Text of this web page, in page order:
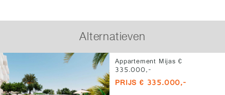
Alternatieven
Appartement Mijas €
335.000,-
PRIJS € 335.000,-